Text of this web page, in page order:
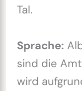
Tal.
Sprache:
sind die
wird